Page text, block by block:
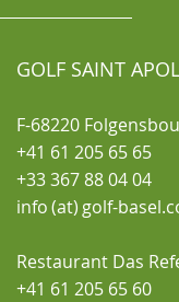
GOLF SAINT
F-68220
+41 61 205 65 65
+33 367 88 04 04
info (at) golf-
Restaurant Das
+41 61 205 65 60